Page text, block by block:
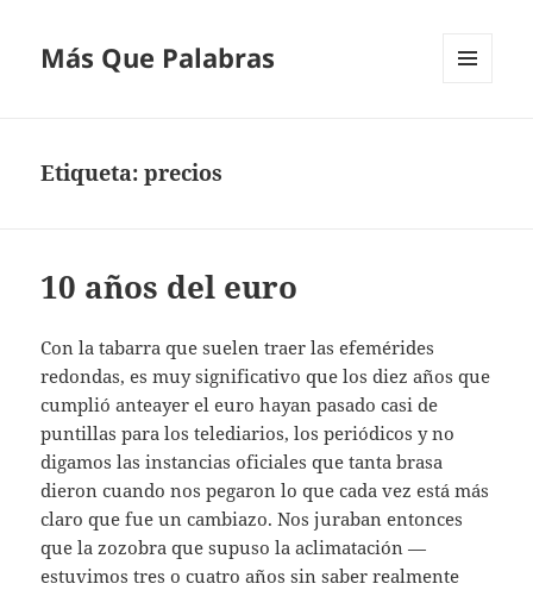
Más Que Palabras
Etiqueta:precios
10 años del euro
Con la tabarra que suelen traer las efemérides
redondas, es muy significativo que los diez años que
cumplió anteayer el euro hayan pasado casi de
puntillas para los telediarios, los periódicos y no
digamos las instancias oficiales que tanta brasa
dieron cuando nos pegaron lo que cada vez está más
claro que fue un cambiazo. Nos juraban entonces
que la zozobra que supuso la aclimatación —
estuvimos tres o cuatro años sin saber realmente